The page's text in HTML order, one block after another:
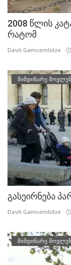
2008 წლის
რატომ
Davit.Gamcemlidze
მიმდინარე
გასეირნება
Davit.Gamcemlidze
მიმდინარე